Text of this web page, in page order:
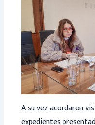
A su vez acordaron
expedientes